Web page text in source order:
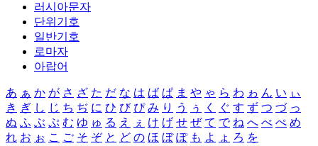
러시아문자
단위기호
일반기호
로마자
아랍어
あ ぁ か が さ ざ た だ な は ば ぱ ま や ゃ ら わ ゎ ん い ぃ
き ぎ し じ ち ぢ に ひ び ぴ み り う ぅ く ぐ す ず つ づ っ
ぬ ふ ぶ ぷ む ゆ ゅ る え ぇ け げ せ ぜ て で ね へ べ ぺ め
れ お ぉ こ ご そ ぞ と ど の ほ ぼ ぽ も よ ょ ろ を